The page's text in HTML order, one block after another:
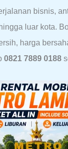
bisnis,
luar kota.
harga
0821 7889 0188